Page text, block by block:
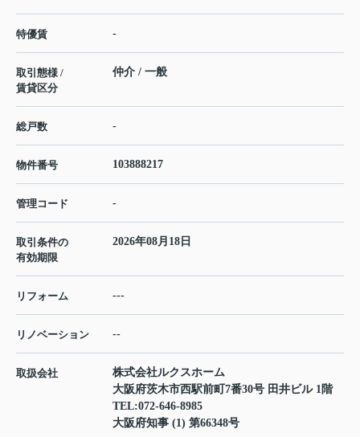
特優賃 -
取引態様 /
賃貸区分
仲介 / 一般
総戸数 -
物件番号 103888217
管理コード -
取引条件の
有効期限
2026年08月18日
リフォーム ---
リノベーション --
取扱会社
株式会社ルクスホーム
大阪府茨木市西駅前町7番30号 田井ビル 1階
TEL:072-646-8985
大阪府知事 (1) 第66348号